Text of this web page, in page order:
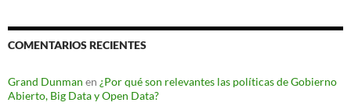
COMENTARIOS RECIENTES
Grand Dunman en ¿Por qué son relevantes las políticas de Gobierno
Abierto, Big Data y Open Data?